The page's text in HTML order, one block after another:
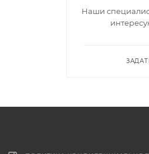
Наши